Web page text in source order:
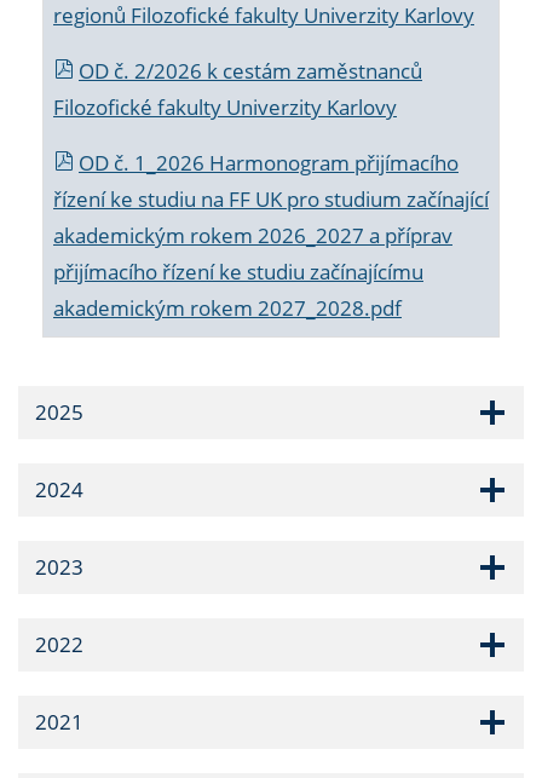
regionů Filozofické fakulty Univerzity Karlovy
OD č. 2/2026 k cestám zaměstnanců
Filozofické fakulty Univerzity Karlovy
OD č. 1_2026 Harmonogram přijímacího
řízení ke studiu na FF UK pro studium začínající
akademickým rokem 2026_2027 a příprav
přijímacího řízení ke studiu začínajícímu
akademickým rokem 2027_2028.pdf
2025
2024
2023
2022
2021